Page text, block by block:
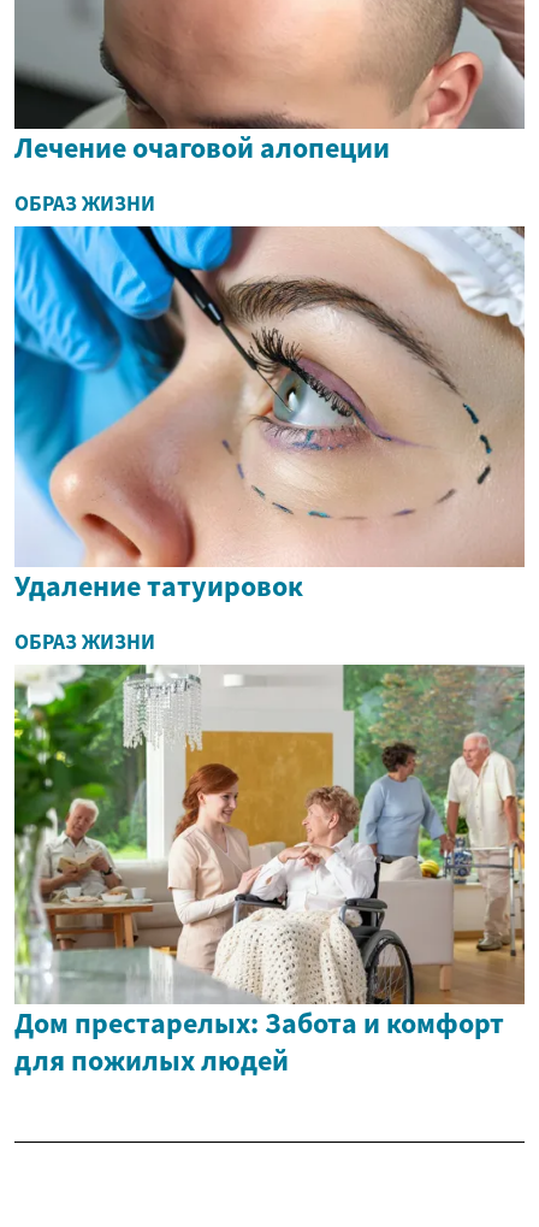
Лечение очаговой алопеции
ОБРАЗ ЖИЗНИ
Удаление татуировок
ОБРАЗ ЖИЗНИ
Дом престарелых: Забота и комфорт
для пожилых людей